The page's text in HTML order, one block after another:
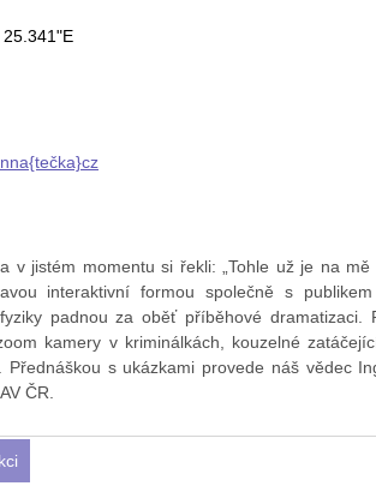
25.341"E
v jistém momentu si řekli: „Tohle už je na
interaktivní formou společně s
padnou za oběť příběhové dramatizaci.
kamery v kriminálkách, kouzelné
s ukázkami provede náš vědec
ČR.